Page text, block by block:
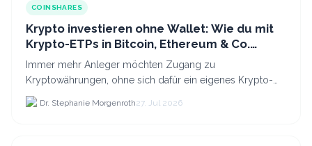
COINSHARES
Krypto investieren ohne Wallet: Wie du mit
Krypto-ETPs in Bitcoin, Ethereum & Co.
anlegst
Immer mehr Anleger möchten Zugang zu
Kryptowährungen, ohne sich dafür ein eigenes Krypto-
Wallet einrichten zu müssen. Dazu kommt, dass viele
nicht nur Bitcoin h...
Dr. Stephanie Morgenroth27. Jul 2026